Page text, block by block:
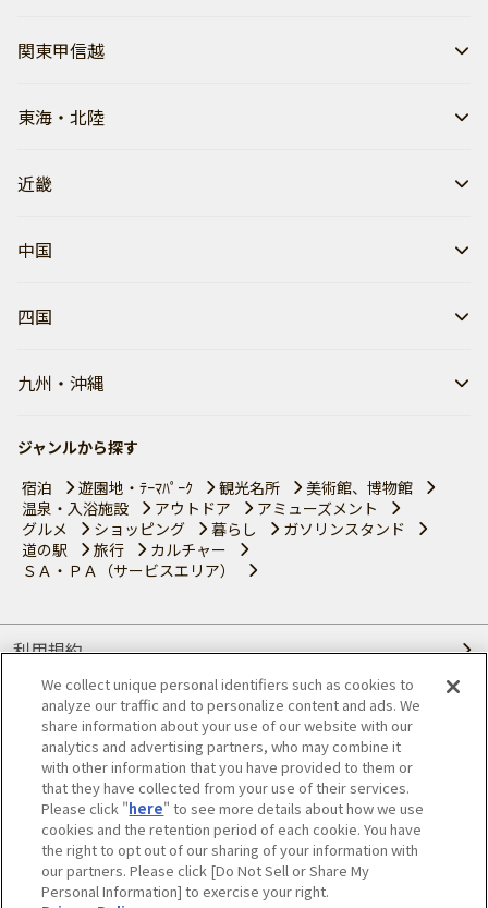
関東甲信越
東海・北陸
近畿
中国
四国
九州・沖縄
ジャンルから探す
宿泊
遊園地・ﾃｰﾏﾊﾟｰｸ 観光名所
美術館、博物館
温泉・入浴施設
アウトドア
アミューズメント
グルメ
ショッピング 暮らし
ガソリンスタンド
道の駅
旅行
カルチャー
ＳＡ・ＰＡ（サービスエリア）
利用規約
個人情報の取り扱いについて
会員優待サービスの提携をご検討の方へ
JAFホームページ
© JAPAN AUTOMOBILE FEDERATION. All rights reserved.
We collect unique personal identifiers such as cookies to
analyze our traffic and to personalize content and ads. We
share information about your use of our website with our
analytics and advertising partners, who may combine it
with other information that you have provided to them or
that they have collected from your use of their services.
Please click "here" to see more details about how we use
cookies and the retention period of each cookie. You have
the right to opt out of our sharing of your information with
our partners. Please click [Do Not Sell or Share My
Personal Information] to exercise your right.